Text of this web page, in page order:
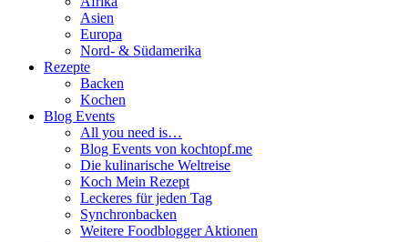
Asien
Europa
Nord- & Südamerika
Rezepte
Backen
Kochen
Blog Events
All you need is…
Blog Events von kochtopf.me
Die kulinarische Weltreise
Koch Mein Rezept
Leckeres für jeden Tag
Synchronbacken
Weitere Foodblogger Aktionen